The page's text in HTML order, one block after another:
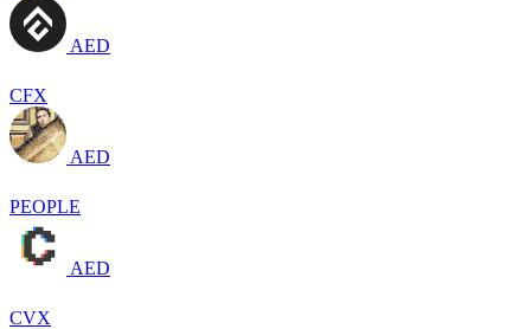
AED
CFX
AED
PEOPLE
AED
CVX